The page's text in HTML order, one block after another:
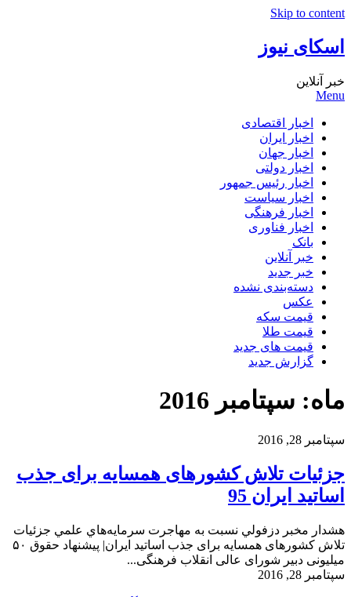
Skip to content
اسکای نیوز
خبر آنلاین
Menu
اخبار اقتصادی
اخبار ایران
اخبار جهان
اخبار دولتی
اخبار رئیس جمهور
اخبار سیاست
اخبار فرهنگی
اخبار فناوری
بانک
خبر آنلاین
خبر جدید
دسته‌بندی نشده
عکس
قیمت سکه
قیمت طلا
قیمت های جدید
گزارش جدید
ماه: سپتامبر 2016
سپتامبر 28, 2016
جزئیات تلاش کشورهای همسایه برای جذب
اساتید ایران 95
هشدار مخبر دزفولي نسبت به مهاجرت سرمايه‌هاي علمي جزئیات
تلاش کشورهای همسایه برای جذب اساتید ایران| پیشنهاد حقوق ۵۰
میلیونی دبیر شورای عالی انقلاب فرهنگی...
سپتامبر 28, 2016